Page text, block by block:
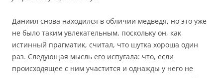
Даниил снова находился в обличии медведя, но это уже
не было таким увлекательным, поскольку он, как
истинный прагматик, считал, что шутка хороша один
раз. Следующая мысль его испугала: что, если
происходящее с ним участится и однажды у него не